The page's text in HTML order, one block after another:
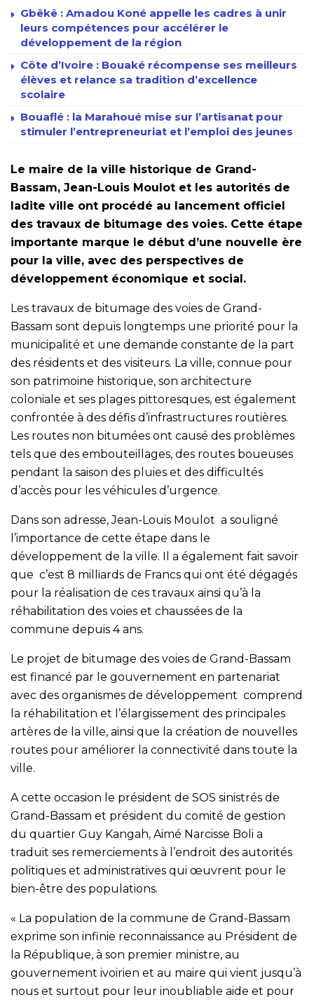
Gbêkê : Amadou Koné appelle les cadres à unir
leurs compétences pour accélérer le
développement de la région
Côte d’Ivoire : Bouaké récompense ses meilleurs
élèves et relance sa tradition d’excellence
scolaire
Bouaflé : la Marahoué mise sur l’artisanat pour
stimuler l’entrepreneuriat et l’emploi des jeunes
Le maire de la ville historique de Grand-
Bassam, Jean-Louis Moulot et les autorités de
ladite ville ont procédé au lancement officiel
des travaux de bitumage des voies. Cette étape
importante marque le début d’une nouvelle ère
pour la ville, avec des perspectives de
développement économique et social.
Les travaux de bitumage des voies de Grand-
Bassam sont depuis longtemps une priorité pour la
municipalité et une demande constante de la part
des résidents et des visiteurs. La ville, connue pour
son patrimoine historique, son architecture
coloniale et ses plages pittoresques, est également
confrontée à des défis d’infrastructures routières.
Les routes non bitumées ont causé des problèmes
tels que des embouteillages, des routes boueuses
pendant la saison des pluies et des difficultés
d’accès pour les véhicules d’urgence.
Dans son adresse, Jean-Louis Moulot a souligné
l’importance de cette étape dans le
développement de la ville. Il a également fait savoir
que c’est 8 milliards de Francs qui ont été dégagés
pour la réalisation de ces travaux ainsi qu’à la
réhabilitation des voies et chaussées de la
commune depuis 4 ans.
Le projet de bitumage des voies de Grand-Bassam
est financé par le gouvernement en partenariat
avec des organismes de développement comprend
la réhabilitation et l’élargissement des principales
artères de la ville, ainsi que la création de nouvelles
routes pour améliorer la connectivité dans toute la
ville.
A cette occasion le président de SOS sinistrés de
Grand-Bassam et président du comité de gestion
du quartier Guy Kangah, Aimé Narcisse Boli a
traduit ses remerciements à l’endroit des autorités
politiques et administratives qui œuvrent pour le
bien-être des populations.
« La population de la commune de Grand-Bassam
exprime son infinie reconnaissance au Président de
la République, à son premier ministre, au
gouvernement ivoirien et au maire qui vient jusqu’à
nous et surtout pour leur inoubliable aide et pour